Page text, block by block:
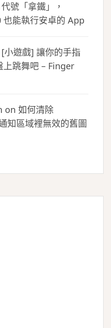
代號「拿鐵」，
能執行安卓的 App
[小遊戲] 讓你的手指
上跳舞吧 – Finger
on 如何清除
知區域裡無效的舊圖